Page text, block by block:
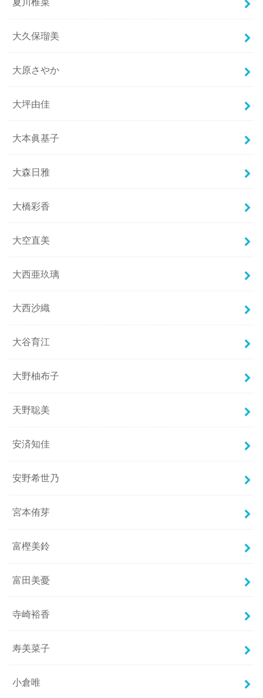
大久保瑠美
大原さやか
大坪由佳
大本眞基子
大森日雅
大橋彩香
大空直美
大西亜玖璃
大西沙織
大谷育江
大野柚布子
天野聡美
安済知佳
安野希世乃
宮本侑芽
富樫美鈴
富田美憂
寺崎裕香
寿美菜子
小倉唯